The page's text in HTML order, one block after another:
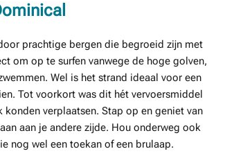
prachtige bergen die begroeid zijn met
om op te surfen vanwege de hoge golven,
Wel is het strand ideaal voor een
Tot voorkort was dit hét vervoersmiddel
verplaatsen. Stap op en geniet van
aan je andere zijde. Hou onderweg ook
nog wel een toekan of een brulaap.